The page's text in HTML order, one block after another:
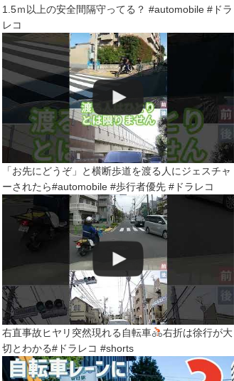
1.5ｍ以上の安全間隔守ってる？ #automobile #ドラ
レコ
「お先にどうぞ」と横断歩道を渡る人にジェスチャ
ーされたら#automobile #歩行者優先 #ドラレコ
右直事故ヒヤリ突然現れる自転車
右折は徐行が大
切とわかる#ドラレコ #shorts